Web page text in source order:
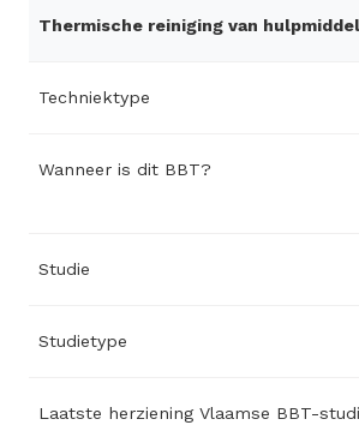
Thermische reiniging van
Techniektype
Wanneer is dit BBT?
Studie
Studietype
Laatste herziening Vlaamse BBT-